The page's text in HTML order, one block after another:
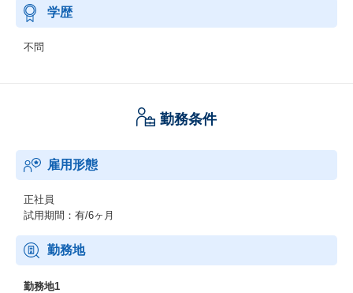
学歴
不問
勤務条件
雇用形態
正社員
試用期間：有/6ヶ月
勤務地
勤務地1